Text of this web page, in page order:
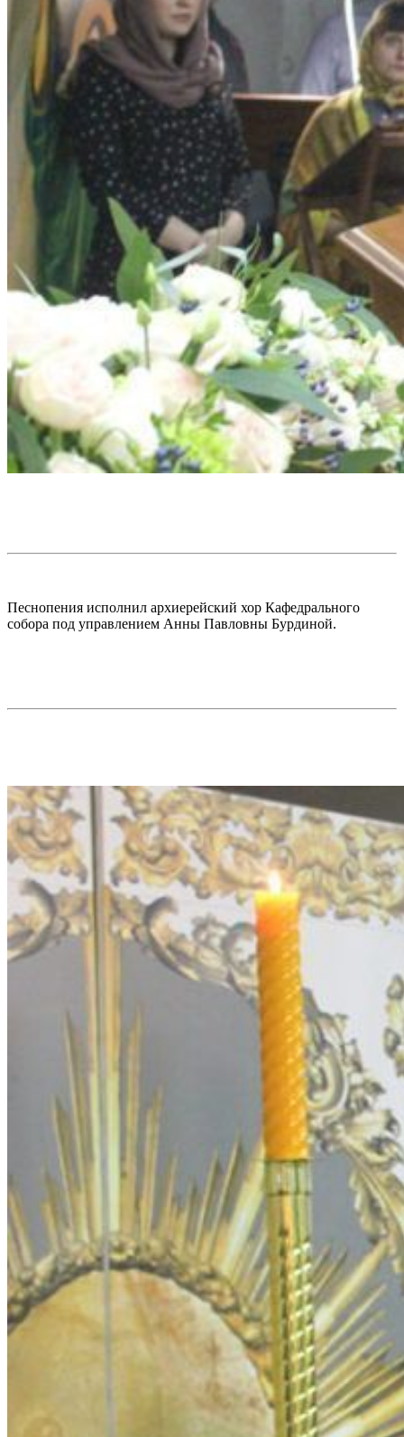
Песнопения исполнил архиерейский хор Кафедрального
собора под управлением Анны Павловны Бурдиной.